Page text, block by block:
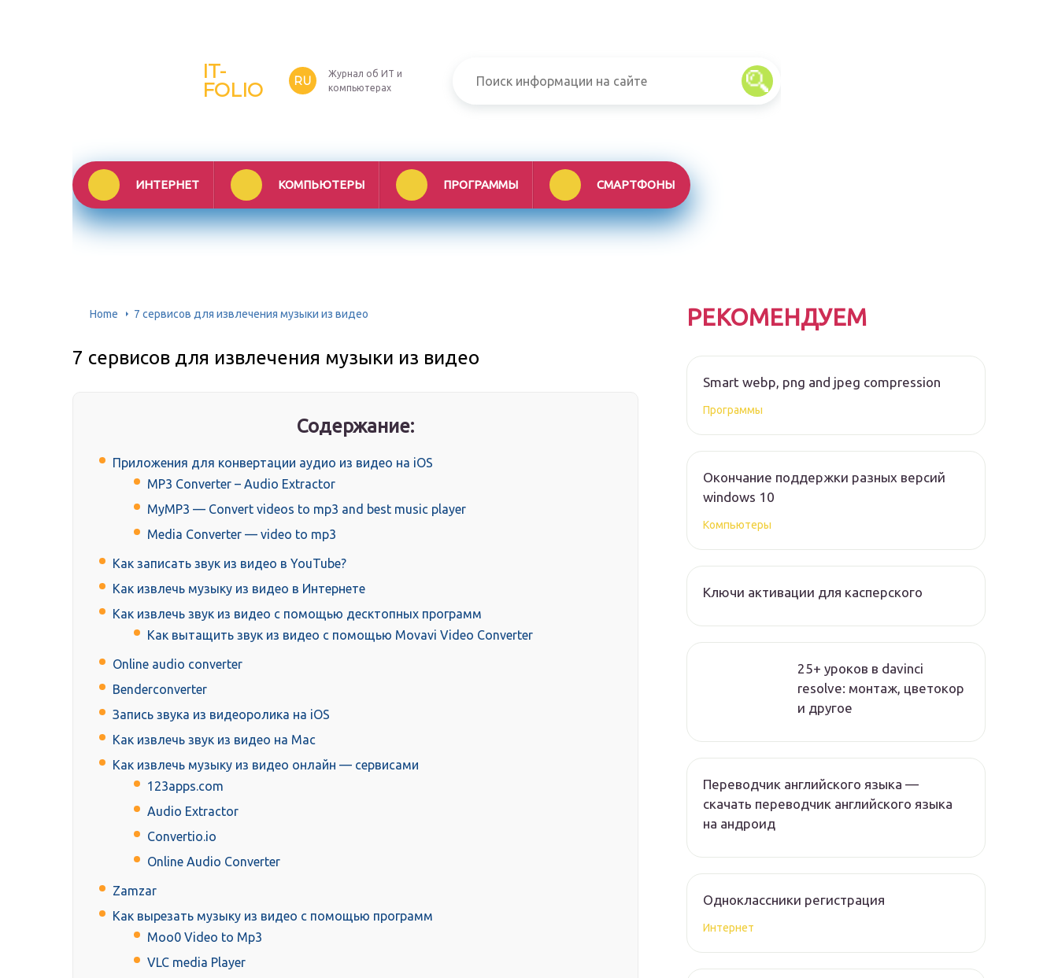
IT-
FOLIO
RU
Журнал об ИТ и
компьютерах
ИНТЕРНЕТ КОМПЬЮТЕРЫ ПРОГРАММЫ СМАРТФОНЫ
Home 7 сервисов для извлечения музыки из видео
7 сервисов для извлечения музыки из видео
Содержание:
Приложения для конвертации аудио из видео на iOS
MP3 Converter – Audio Extractor
MyMP3 — Convert videos to mp3 and best music player
Media Converter — video to mp3
Как записать звук из видео в YouTube?
Как извлечь музыку из видео в Интернете
Как извлечь звук из видео с помощью десктопных программ
Как вытащить звук из видео с помощью Movavi Video Converter
Online audio converter
Benderconverter
Запись звука из видеоролика на iOS
Как извлечь звук из видео на Mac
Как извлечь музыку из видео онлайн — сервисами
123apps.com
Audio Extractor
Convertio.io
Online Audio Converter
Zamzar
Как вырезать музыку из видео с помощью программ
Moo0 Video to Mp3
VLC media Player
РЕКОМЕНДУЕМ
Smart webp, png and jpeg compression
Программы
Окончание поддержки разных версий
windows 10
Компьютеры
Ключи активации для касперского
25+ уроков в davinci
resolve: монтаж, цветокор
и другое
Переводчик английского языка —
скачать переводчик английского языка
на андроид
Одноклассники регистрация
Интернет